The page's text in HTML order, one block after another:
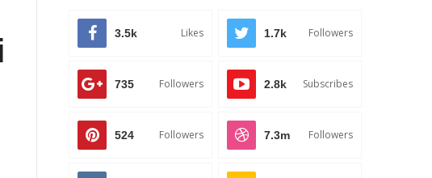
3.5k Likes 1.7k Followers
735 Followers 2.8k Subscribes
524 Followers 7.3m Followers